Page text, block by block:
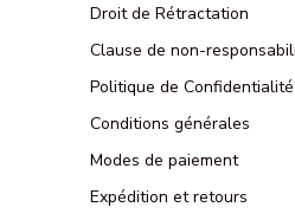
Droit de Rétractation
Clause de non-
Politique de Confidentialité
Conditions générales
Modes de paiement
Expédition et retours